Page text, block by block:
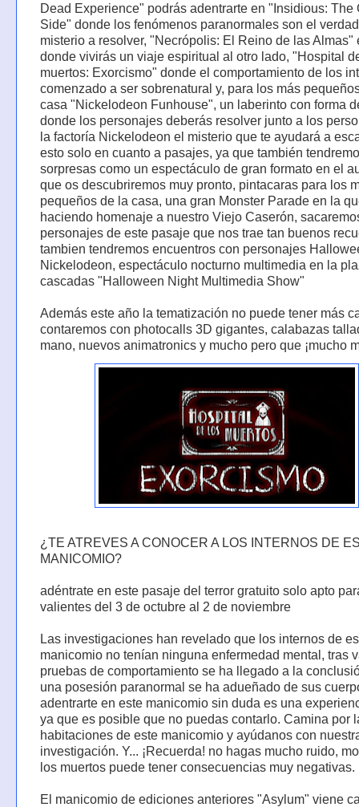
Dead Experience" podrás adentrarte en "Insidious: The
Side" donde los fenómenos paranormales son el
misterio a resolver, "Necrópolis: El Reino de las Almas"‬
donde vivirás un viaje espiritual al otro lado, "Hospital
muertos: Exorcismo" donde el comportamiento de los
comenzado a ser sobrenatural y, para los más
casa "Nickelodeon Funhouse", un laberinto con forma
donde los personajes deberás resolver junto a los
la factoría Nickelodeon el misterio que te ayudará a
esto solo en cuanto a pasajes, ya que también
sorpresas como un espectáculo de gran formato en el
que os descubriremos muy pronto, pintacaras para los
pequeños de la casa, una gran Monster Parade en la
haciendo homenaje a nuestro Viejo Caserón,
personajes de este pasaje que nos trae tan buenos
tambien tendremos encuentros con personajes
Nickelodeon, espectáculo nocturno multimedia en la
cascadas "Halloween Night Multimedia Show"
Además este año la tematización no puede tener más
contaremos con photocalls 3D gigantes, calabazas
mano, nuevos animatronics y mucho pero que ¡mucho
¿TE ATREVES A CONOCER A LOS INTERNOS DE
MANICOMIO?
adéntrate en este pasaje del terror gratuito solo apto
valientes del 3 de octubre al 2 de noviembre
Las investigaciones han revelado que los internos de
manicomio no tenían ninguna enfermedad mental, tras
pruebas de comportamiento se ha llegado a la
una posesión paranormal se ha adueñado de sus
adentrarte en este manicomio sin duda es una
ya que es posible que no puedas contarlo. Camina por
habitaciones de este manicomio y ayúdanos con
investigación. Y... ¡Recuerda! no hagas mucho ruido,
los muertos puede tener consecuencias muy negativas.
El manicomio de ediciones anteriores "Asylum" viene